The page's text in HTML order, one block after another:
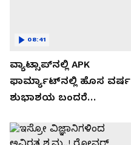
ವ್ಯಾಟ್ಸಾಪ್‌ನಲ್ಲಿ APK
ಫಾರ್ಮ್ಯಾಟ್‌ನಲ್ಲಿ ಹೊಸ ವರ್ಷ
ಶುಭಾಶಯ ಬಂದರೆ
08:41